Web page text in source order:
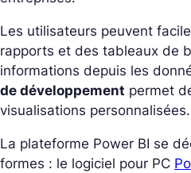
Les utilisateurs peuvent
rapports et des tableaux de
informations depuis les
de développement permet
visualisations personnalisées.
La plateforme Power BI se
formes : le logiciel pour PC